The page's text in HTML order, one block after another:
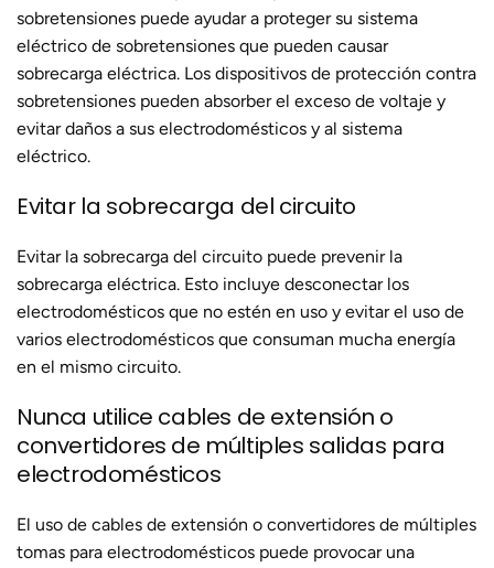
sobretensiones puede ayudar a proteger su sistema
eléctrico de sobretensiones que pueden causar
sobrecarga eléctrica. Los dispositivos de protección contra
sobretensiones pueden absorber el exceso de voltaje y
evitar daños a sus electrodomésticos y al sistema
eléctrico.
Evitar la sobrecarga del circuito
Evitar la sobrecarga del circuito puede prevenir la
sobrecarga eléctrica. Esto incluye desconectar los
electrodomésticos que no estén en uso y evitar el uso de
varios electrodomésticos que consuman mucha energía
en el mismo circuito.
Nunca utilice cables de extensión o
convertidores de múltiples salidas para
electrodomésticos
El uso de cables de extensión o convertidores de múltiples
tomas para electrodomésticos puede provocar una